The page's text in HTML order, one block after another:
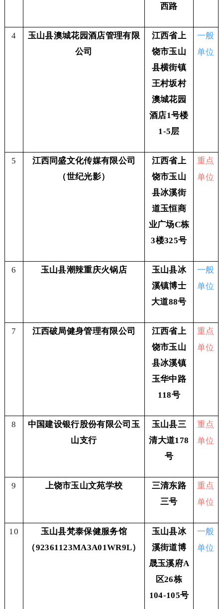
西路
4
玉山县澳城花园酒店管理有限
公司
江西省上
饶市玉山
县横街镇
王村坂村
澳城花园
酒店1号楼
1-5层
一般
单位
5
江西同盛文化传媒有限公司
（世纪光影）
江西省上
饶市玉山
县冰溪街
道玉恒商
业广场C栋
3楼325号
重点
单位
6 玉山县潮辣重庆火锅店
玉山县冰
溪镇博士
大道88号
一般
单位
7 江西破局健身管理有限公司
江西省上
饶市玉山
县冰溪镇
玉华中路
118号
重点
单位
8
中国建设银行股份有限公司玉
山支行
玉山县三
清大道178
号
重点
单位
9 上饶市玉山文苑学校
三清东路
三号
重点
单位
10
玉山县梵泰保健服务馆
（92361123MA3A01WR9L）
玉山县冰
溪街道博
晟玉溪府A
区26栋
104-105号
一般
单位